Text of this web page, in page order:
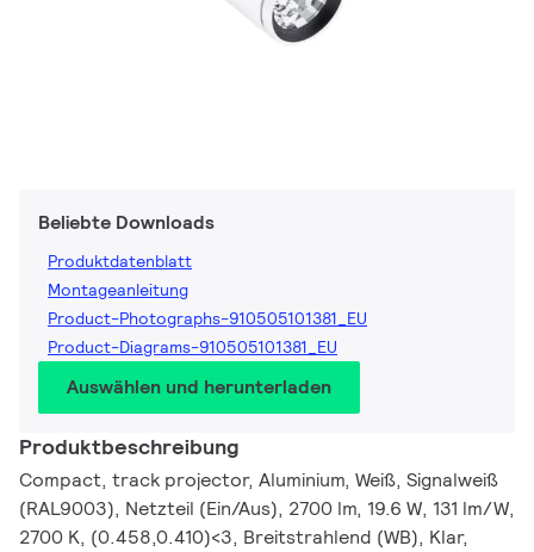
Beliebte Downloads
Produktdatenblatt
Montageanleitung
Product-Photographs-910505101381_EU
Product-Diagrams-910505101381_EU
Auswählen und herunterladen
Produktbeschreibung
Compact, track projector, Aluminium, Weiß, Signalweiß
(RAL9003), Netzteil (Ein/Aus), 2700 lm, 19.6 W, 131 lm/W,
2700 K, (0.458,0.410)<3, Breitstrahlend (WB), Klar,